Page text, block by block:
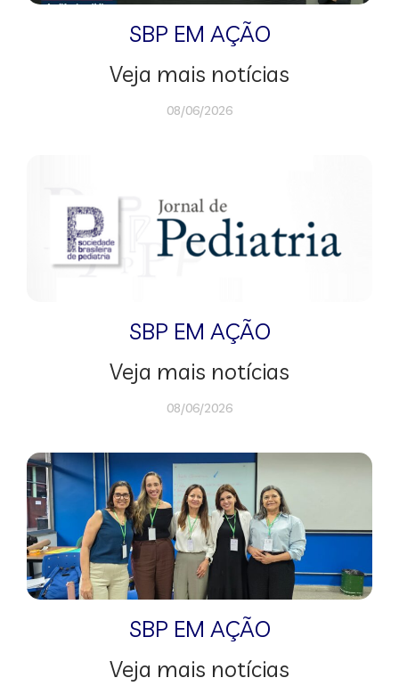
SBP EM AÇÃO
Veja mais notícias
08/06/2026
SBP EM AÇÃO
Veja mais notícias
08/06/2026
SBP EM AÇÃO
Veja mais notícias